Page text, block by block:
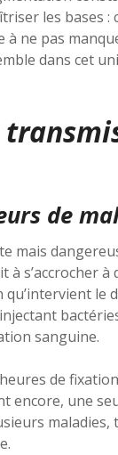
les bases :
à ne pas
dans cet
de
mais
à s’accrocher
le
sanguine.
de fixation
encore, une